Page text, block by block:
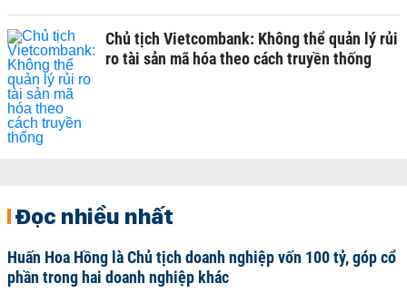
Chủ tịch Vietcombank: Không thể quản lý rủi
ro tài sản mã hóa theo cách truyền thống
Đọc nhiều nhất
Huấn Hoa Hồng là Chủ tịch doanh nghiệp vốn 100 tỷ, góp cổ
phần trong hai doanh nghiệp khác